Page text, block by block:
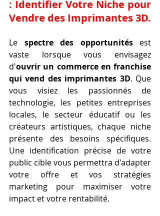
: Identifier Votre Niche pour
Vendre des Imprimantes 3D.
Le spectre des opportunités est
vaste lorsque vous envisagez
d'ouvrir un commerce en franchise
qui vend des imprimantes 3D. Que
vous visiez les passionnés de
technologie, les petites entreprises
locales, le secteur éducatif ou les
créateurs artistiques, chaque niche
présente des besoins spécifiques.
Une identification précise de votre
public cible vous permettra d'adapter
votre offre et vos stratégies
marketing pour maximiser votre
impact et votre rentabilité.